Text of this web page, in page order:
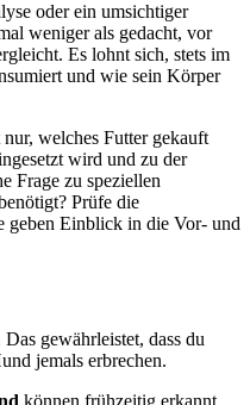
oder ein umsichtiger
weniger als gedacht, vor
Es lohnt sich, stets im
und wie sein Körper
welches Futter gekauft
wird und zu der
Frage zu speziellen
Prüfe die
geben Einblick in die Vor- und
gewährleistet, dass du
jemals erbrechen.
können frühzeitig erkannt